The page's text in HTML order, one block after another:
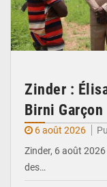
Zinder :
Birni Garçon
6 août 2026
Zinder, 6 août
des…